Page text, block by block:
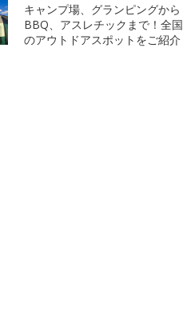
キャンプ場、グランピングから
BBQ、アスレチックまで！全国
のアウトドアスポットをご紹介